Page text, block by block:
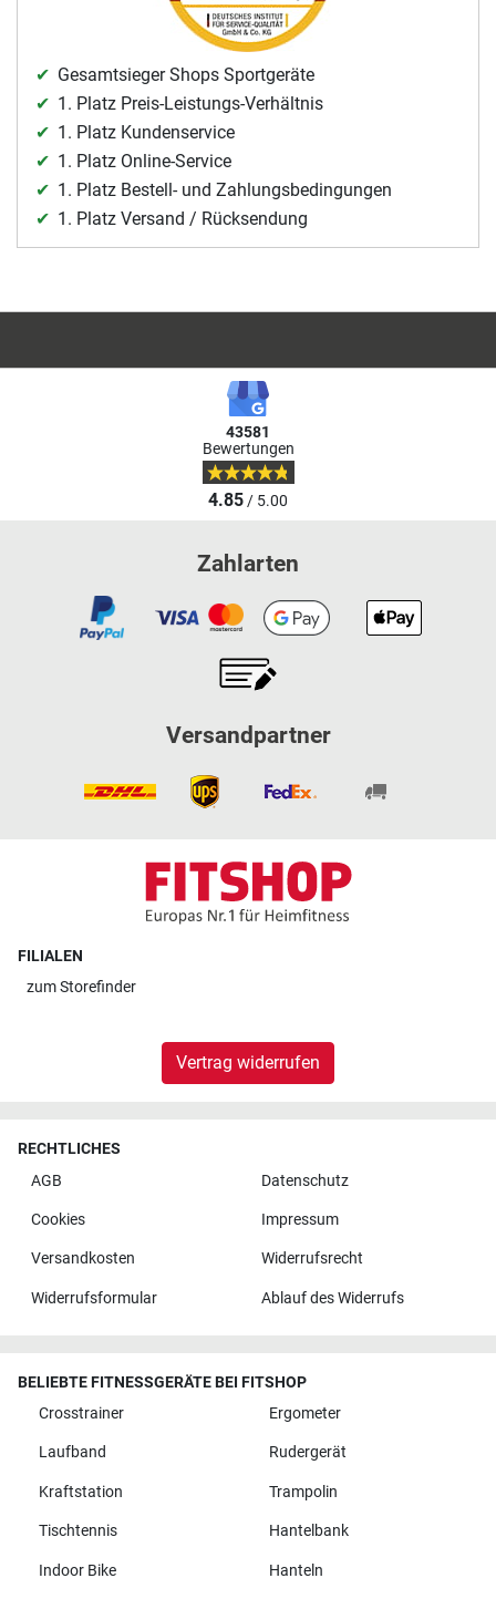
Gesamtsieger Shops Sportgeräte
1. Platz Preis-Leistungs-Verhältnis
1. Platz Kundenservice
1. Platz Online-Service
1. Platz Bestell- und Zahlungsbedingungen
1. Platz Versand / Rücksendung
43581
Bewertungen
4.85/ 5.00
Zahlarten
Versandpartner
FILIALEN
zumStorefinder
Vertrag widerrufen
RECHTLICHES
AGB
Datenschutz
Cookies Impressum
Versandkosten Widerrufsrecht
Widerrufsformular Ablauf des Widerrufs
BELIEBTE FITNESSGERÄTE BEI FITSHOP
Crosstrainer
Ergometer
Laufband Rudergerät
Kraftstation Trampolin
Tischtennis Hantelbank
Indoor Bike Hanteln